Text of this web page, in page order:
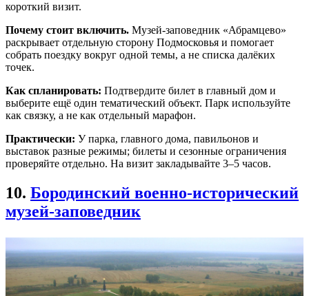
короткий визит.
Почему стоит включить. Музей-заповедник «Абрамцево»
раскрывает отдельную сторону Подмосковья и помогает
собрать поездку вокруг одной темы, а не списка далёких
точек.
Как спланировать: Подтвердите билет в главный дом и
выберите ещё один тематический объект. Парк используйте
как связку, а не как отдельный марафон.
Практически: У парка, главного дома, павильонов и
выставок разные режимы; билеты и сезонные ограничения
проверяйте отдельно. На визит закладывайте 3–5 часов.
10. Бородинский военно-исторический
музей-заповедник